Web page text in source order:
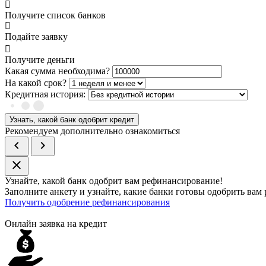
Получите список банков
Подайте заявку
Получите деньги
Какая сумма необходима?
На какой срок?
Кредитная история:
Узнать, какой банк одобрит кредит
Рекомендуем дополнительно ознакомиться
chevron_left
chevron_right
close
Узнайте, какой банк одобрит вам рефинансирование!
Заполните анкету и узнайте, какие банки готовы одобрить
Получить одобрение рефинансирования
Онлайн заявка на кредит